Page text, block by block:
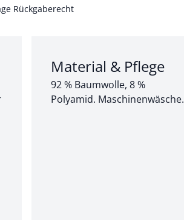
Rückgaberecht
Abschnitt 3 von 3:
Material & Pflege
92 % Baumwolle, 8 %
Polyamid. Maschinenwäsche.